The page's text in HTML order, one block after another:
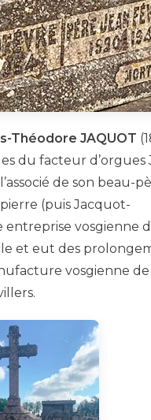
Théodore JAQUOT
du facteur d’orgues
de son beau-
(puis Jacquot-
entreprise vosgienne
et eut des
vosgienne de